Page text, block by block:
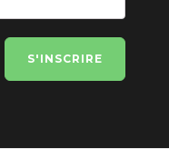
S'INSCRIRE